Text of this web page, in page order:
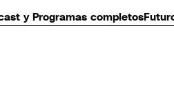
y Programas completos